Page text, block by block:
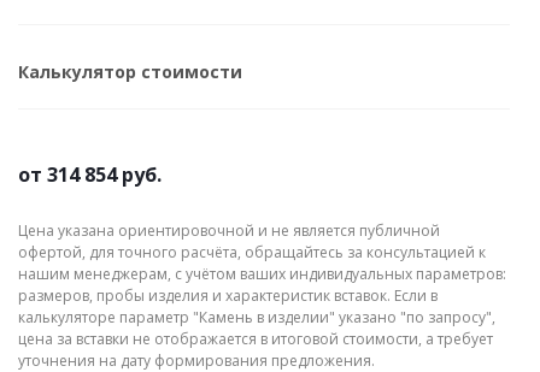
Калькулятор стоимости
от 314 854 руб.
Цена указана ориентировочной и не является публичной
офертой, для точного расчёта, обращайтесь за консультацией к
нашим менеджерам, с учётом ваших индивидуальных параметров:
размеров, пробы изделия и характеристик вставок. Если в
калькуляторе параметр "Камень в изделии" указано "по запросу",
цена за вставки не отображается в итоговой стоимости, а требует
уточнения на дату формирования предложения.